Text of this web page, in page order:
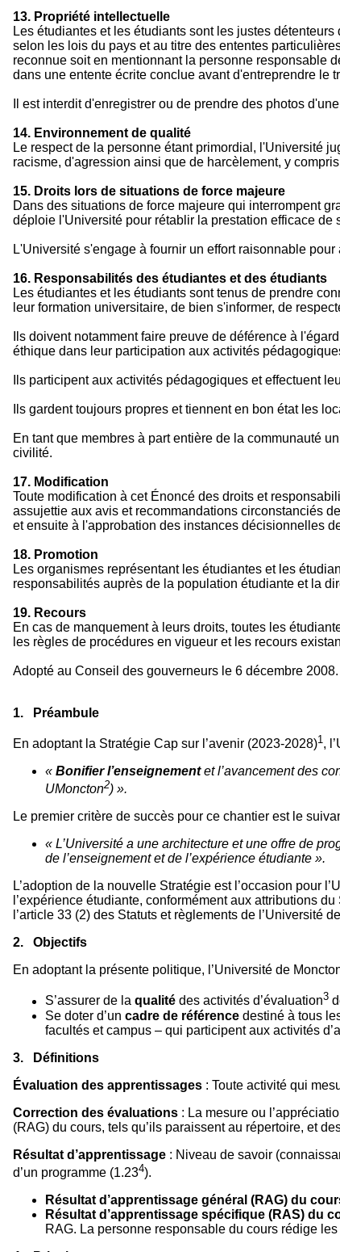
13. Propriété intellectuelle
Les étudiantes et les étudiants sont les justes
selon les lois du pays et au titre des ententes
reconnue soit en mentionnant la personne responsable
dans une entente écrite conclue avant d'entreprendre le
Il est interdit d'enregistrer ou de prendre des photos
14. Environnement de qualité
Le respect de la personne étant primordial, l'Université
racisme, d'agression ainsi que de harcèlement, y
15. Droits lors de situations de force majeure
Dans des situations de force majeure qui interrompent
déploie l'Université pour rétablir la prestation efficace de
L'Université s'engage à fournir un effort raisonnable
16. Responsabilités des étudiantes et des étudiants
Les étudiantes et les étudiants sont tenus de prendre
leur formation universitaire, de bien s'informer, de
Ils doivent notamment faire preuve de déférence à
éthique dans leur participation aux activités
Ils participent aux activités pédagogiques et effectuent
Ils gardent toujours propres et tiennent en bon état les
En tant que membres à part entière de la communauté
civilité.
17. Modification
Toute modification à cet Énoncé des droits et
assujettie aux avis et recommandations circonstanciés
et ensuite à l'approbation des instances décisionnelles
18. Promotion
Les organismes représentant les étudiantes et les
responsabilités auprès de la population étudiante et la
19. Recours
En cas de manquement à leurs droits, toutes les
les règles de procédures en vigueur et les recours
Adopté au Conseil des gouverneurs le 6 décembre 2008.
1. Préambule
En adoptant la Stratégie Cap sur l’avenir (2023-2028)1 ,
« Bonifier l’enseignementet l’avancement des
UMoncton2) ».
Le premier critère de succès pour ce chantier est le
« L’Université a une architecture et une offre de
de l’enseignement et de l’expérience étudiante ».
L’adoption de la nouvelle Stratégie est l’occasion pour
l’expérience étudiante, conformément aux attributions
l’article 33 (2) des Statuts et règlements de l’Université
2. Objectifs
En adoptant la présente politique, l’Université de
S’assurer de la qualité des activités d’évaluation3
Se doter d’un cadre de référence destiné à tous
facultés et campus – qui participent aux activités
3. Définitions
Évaluation des apprentissages : Toute activité qui
Correction des évaluations : La mesure ou
(RAG) du cours, tels qu’ils paraissent au répertoire, et
Résultat d’apprentissage : Niveau de savoir
d’un programme (1.234).
Résultat d’apprentissage général (RAG) du
Résultat d’apprentissage spécifique (RAS) du
RAG. La personne responsable du cours rédige